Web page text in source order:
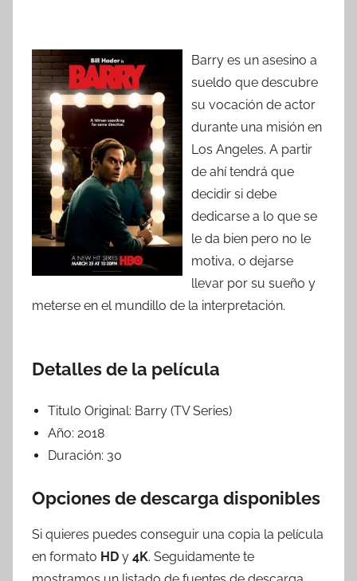
Barry es un asesino a
sueldo que descubre
su vocación de actor
durante una misión en
Los Angeles. A partir
de ahí tendrá que
decidir si debe
dedicarse a lo que se
le da bien pero no le
motiva, o dejarse
llevar por su sueño y
meterse en el mundillo de la interpretación.
Detalles de la película
Titulo Original: Barry (TV Series)
Año: 2018
Duración: 30
Opciones de descarga disponibles
Si quieres puedes conseguir una copia la película
en formato HD y 4K. Seguidamente te